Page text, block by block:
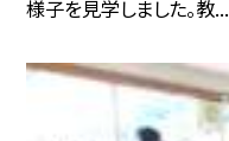
様子を見学しました。教...